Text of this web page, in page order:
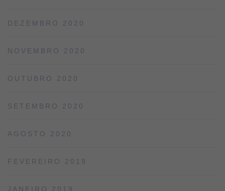
DEZEMBRO 2020
NOVEMBRO 2020
OUTUBRO 2020
SETEMBRO 2020
AGOSTO 2020
FEVEREIRO 2019
JANEIRO 2019